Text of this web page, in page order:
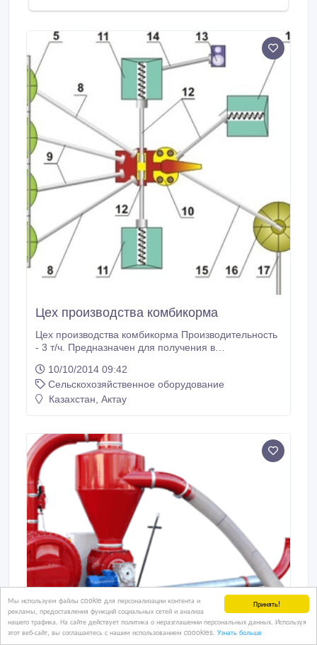
Принять!
Мы используем файлы cookie для персонализации контента и
рекламы, предоставления функций социальных сетей и анализа
нашего трафика. На сайте действует политика о неразглашении персональных данных. Используя
этот веб-сайт, вы соглашаетесь с нашим использованием coookies. Узнать больше
Цех производства комбикорма
Цех производства комбикорма Производительность
- 3 т/ч. Предназначен для получения в
рациона комбикорма из зернофуража и белково-
минерально-витаминных добавок для кормления
различных половозрастных групп свиней, КРС, птиц.
10/10/2014 09:42
Сельскохозяйственное оборудование
Казахстан, Актау